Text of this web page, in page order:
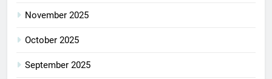
November 2025
October 2025
September 2025